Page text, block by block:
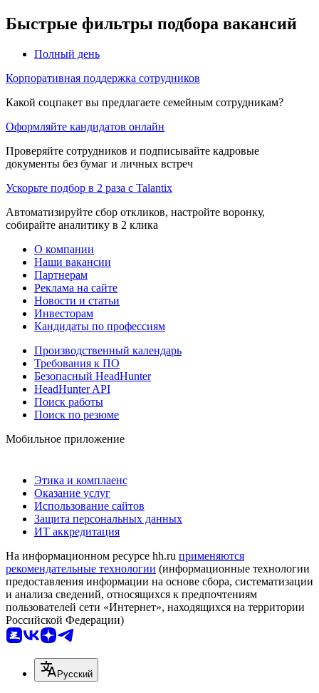
Быстрые фильтры подбора вакансий
Полный день
Корпоративная поддержка сотрудников
Какой соцпакет вы предлагаете семейным сотрудникам?
Оформляйте кандидатов онлайн
Проверяйте сотрудников и подписывайте кадровые
документы без бумаг и личных встреч
Ускорьте подбор в 2 раза с Talantix
Автоматизируйте сбор откликов, настройте воронку,
собирайте аналитику в 2 клика
О компании
Наши вакансии
Партнерам
Реклама на сайте
Новости и статьи
Инвесторам
Кандидаты по профессиям
Производственный календарь
Требования к ПО
Безопасный HeadHunter
HeadHunter API
Поиск работы
Поиск по резюме
Мобильное приложение
Этика и комплаенс
Оказание услуг
Использование сайтов
Защита персональных данных
ИТ аккредитация
На информационном ресурсе hh.ru применяются
рекомендательные технологии (информационные технологии
предоставления информации на основе сбора, систематизации
и анализа сведений, относящихся к предпочтениям
пользователей сети «Интернет», находящихся на территории
Российской Федерации)
Русский